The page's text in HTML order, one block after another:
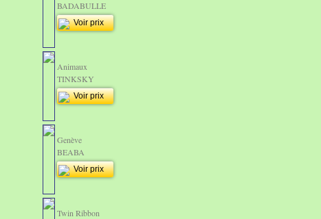
BADABULLE
Voir prix
Animaux
TINKSKY
Voir prix
Genève
BEABA
Voir prix
Twin Ribbon